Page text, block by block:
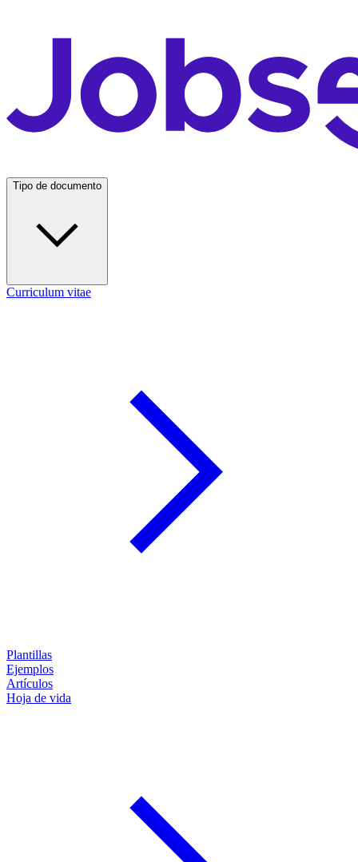
Tipo de documento
Curriculum vitae
Plantillas
Ejemplos
Artículos
Hoja de vida